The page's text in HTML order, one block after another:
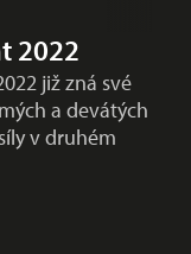
2022
již zná své
a devátých
v druhém